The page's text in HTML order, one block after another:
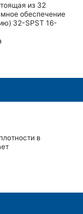
из 32
обеспечение
32-SPST 16-
в